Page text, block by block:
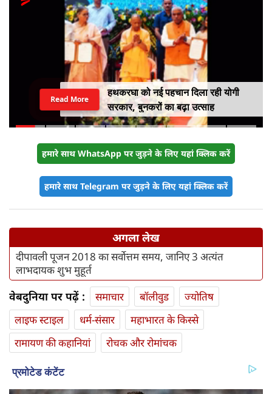
हथकरघा को नई पहचान दिला रही योगी
सरकार, बुनकरों का बढ़ा उत्साह
Read More
हमारे साथ WhatsApp पर जुड़ने के लिए यहां क्लिक करें
हमारे साथ Telegram पर जुड़ने के लिए यहां क्लिक करें
अगला लेख
दीपावली पूजन 2018 का सर्वोत्तम समय, जानिए 3 अत्यंत
लाभदायक शुभ मुहूर्त
वेबदुनिया पर पढ़ें : समाचार बॉलीवुड
ज्योतिष
लाइफ स्‍टाइल
धर्म-संसार
महाभारत के किस्से
रामायण की कहानियां
रोचक और रोमांचक